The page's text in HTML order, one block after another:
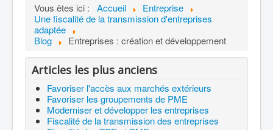
Vous êtes ici : Accueil
Entreprise
Une fiscalité de la transmission d'entreprises
adaptée
Blog
Entreprises : création et développement
Articles les plus anciens
Favoriser l'accès aux marchés extérieurs
Favoriser les groupements de PME
Moderniser et développer les entreprises
Fiscalité de la transmission des entreprises